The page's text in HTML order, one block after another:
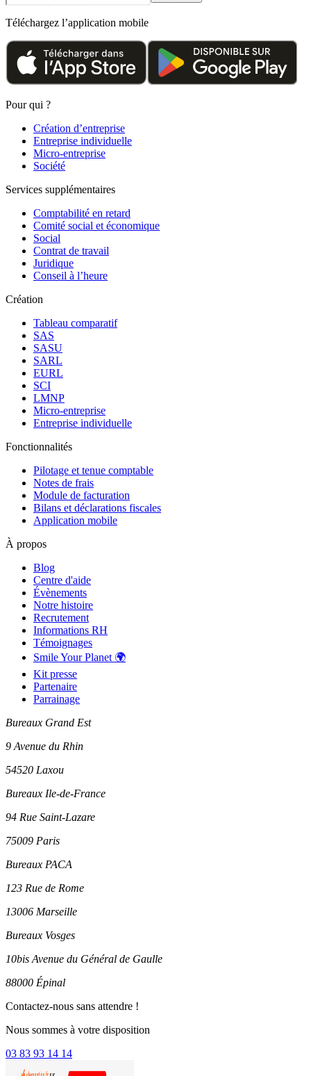
Téléchargez l’application mobile
Pour qui ?
Création d’entreprise
Entreprise individuelle
Micro-entreprise
Société
Services supplémentaires
Comptabilité en retard
Comité social et économique
Social
Contrat de travail
Juridique
Conseil à l’heure
Création
Tableau comparatif
SAS
SASU
SARL
EURL
SCI
LMNP
Micro-entreprise
Entreprise individuelle
Fonctionnalités
Pilotage et tenue comptable
Notes de frais
Module de facturation
Bilans et déclarations fiscales
Application mobile
À propos
Blog
Centre d'aide
Évènements
Notre histoire
Recrutement
Informations RH
Témoignages
Smile Your Planet 🌍
Kit presse
Partenaire
Parrainage
Bureaux Grand Est
9 Avenue du Rhin
54520 Laxou
Bureaux Ile-de-France
94 Rue Saint-Lazare
75009 Paris
Bureaux PACA
123 Rue de Rome
13006 Marseille
Bureaux Vosges
10bis Avenue du Général de Gaulle
88000 Épinal
Contactez-nous sans attendre !
Nous sommes à votre disposition
03 83 93 14 14